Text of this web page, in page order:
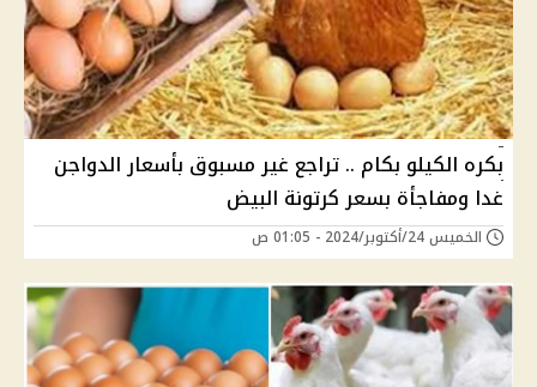
بكره الكيلو بكام .. تراجع غير مسبوق بأسعار الدواجن
غدا ومفاجأة بسعر كرتونة البيض
الخميس 24/أكتوبر/2024 - 01:05 ص